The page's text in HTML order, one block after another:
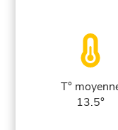
T°
13.5°